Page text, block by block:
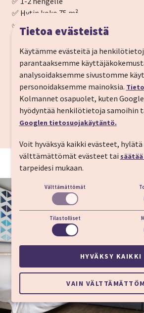
✅ Hytin koko 75 m²
✅ Ikkunat merelle
✅ Erillinen makuuhuone
✅ Oma sauna porealtaalla
✅ Kylpytakit ja -tossut
✅ Jääkaappi virvokkeineen
✅ Erikoisaamiainen Bon Vivantissa
✅ Commodore Lounge
✅ Sisäänpääsy saunaosastolle
Tietoa evästeistä
Käytämme evästeitä ja
parantaaksemme
analysoidaksemme sivustomme
personoidaksemme mainoksia.
Kolmannet osapuolet, kuten
hyödyntää henkilötietoja samoihin
Googlen tietosuojakäytäntö.
Voit hyväksyä kaikki evästeet, hylätä
välttämättömät evästeet tai
tarpeidesi mukaan.
Välttämättömät
Tilastolliset
HYVÄKSY KAIKKI
VAIN